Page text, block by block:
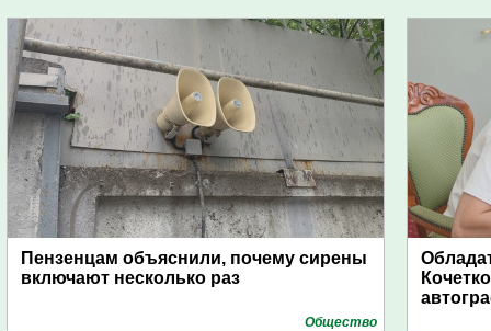
Пензенцам объяснили, почему сирены
включают несколько раз
Общество